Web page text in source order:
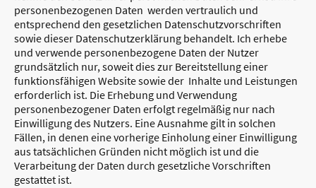
personenbezogenen Daten werden vertraulich und
entsprechend den gesetzlichen Datenschutzvorschriften
sowie dieser Datenschutzerklärung behandelt. Ich erhebe
und verwende personenbezogene Daten der Nutzer
grundsätzlich nur, soweit dies zur Bereitstellung einer
funktionsfähigen Website sowie der Inhalte und Leistungen
erforderlich ist. Die Erhebung und Verwendung
personenbezogener Daten erfolgt regelmäßig nur nach
Einwilligung des Nutzers. Eine Ausnahme gilt in solchen
Fällen, in denen eine vorherige Einholung einer Einwilligung
aus tatsächlichen Gründen nicht möglich ist und die
Verarbeitung der Daten durch gesetzliche Vorschriften
gestattet ist.